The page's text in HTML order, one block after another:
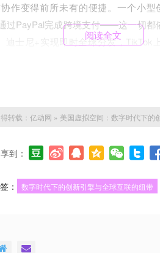
作变得前所未有的便捷。一个小
过PayPal完成跨境支付——这一切都
迪士尼+实现即时全球分发，TikTok
球纽带作用呈现出明显的“中心-辐射
服务；当美国调整其数字政策或实施
主权，寻求在互联中保持自主性。
接信息”向“构建世界”演进。元宇宙
。尽管当前元宇宙仍处早期阶段，但
娱乐等领域产生实用价值。例如，宝
阅读全文
转载： 亿动网 » 美国虚拟空间：数字时代下的
到：
： 数字时代下的创新引擎与全球互联的纽带